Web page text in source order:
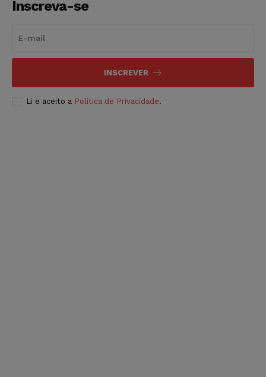
Inscreva-se
INSCREVER
Li e aceito a Política de Privacidade.